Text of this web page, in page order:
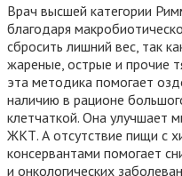
Врач высшей категории
благодаря
сбросить лишний вес, так
жареные, острые и прочие
эта методика помогает
наличию в рационе
клетчаткой. Она улучшает
ЖКТ. А отсутствие пищи с
консервантами помогает
и онкологических